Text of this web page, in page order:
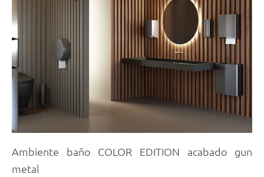
Ambiente baño COLOR EDITION acabado gun
metal